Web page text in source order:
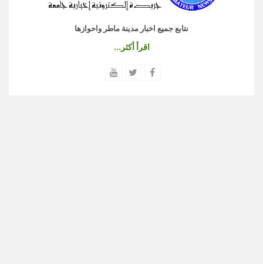
نتابع جميع اخبار مدينة ماطر واحوازها
اقرأ أكثر...